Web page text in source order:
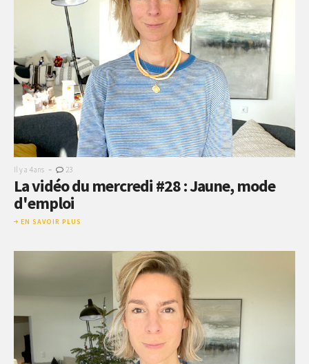
Il y a 4 ans - 23
La vidéo du mercredi #28 : Jaune, mode
d'emploi
EN SAVOIR PLUS